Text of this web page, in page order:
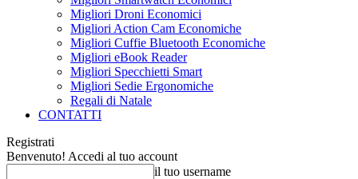
Migliori Droni Economici
Migliori Action Cam Economiche
Migliori Cuffie Bluetooth Economiche
Migliori eBook Reader
Migliori Specchietti Smart
Migliori Sedie Ergonomiche
Regali di Natale
CONTATTI
Registrati
Benvenuto! Accedi al tuo account
il tuo username